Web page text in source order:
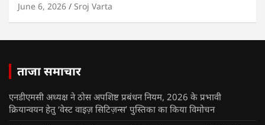
June 6, 2026 Sroj Varta
ताजा समाचार
एनडीएमसी अध्यक्ष ने ठोस अपशिष्ट प्रबंधन नियम, 2026 के प्रभावी
क्रियान्वयन हेतु ‘वेस्ट वाइज़ सिटिज़न्स’ पुस्तिका का किया विमोचन